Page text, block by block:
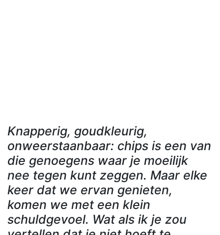
Knapperig, goudkleurig,
onweerstaanbaar: chips is een van
die genoegens waar je moeilijk
nee tegen kunt zeggen. Maar elke
keer dat we ervan genieten,
komen we met een klein
schuldgevoel. Wat als ik je zou